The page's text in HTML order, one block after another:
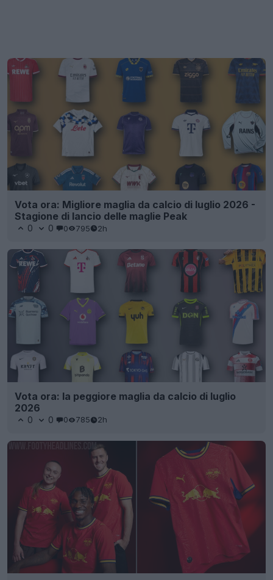
Vota ora: Migliore maglia da calcio di luglio 2026 -
Stagione di lancio delle maglie Peak
0 0 0 795 2h
Vota ora: la peggiore maglia da calcio di luglio
2026
0 0 0 785 2h